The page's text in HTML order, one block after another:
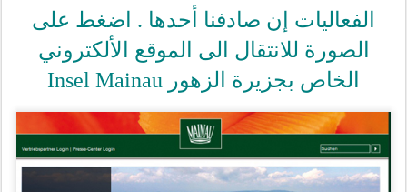
الفعاليات إن صادفنا أحدها . اضغط على
الصورة للانتقال الى الموقع الألكتروني
الخاص بجزيرة الزهور Insel Mainau